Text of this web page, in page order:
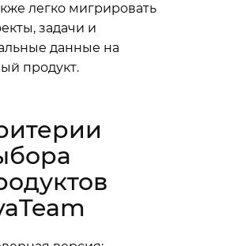
легко мигрировать
задачи и
данные на
продукт.